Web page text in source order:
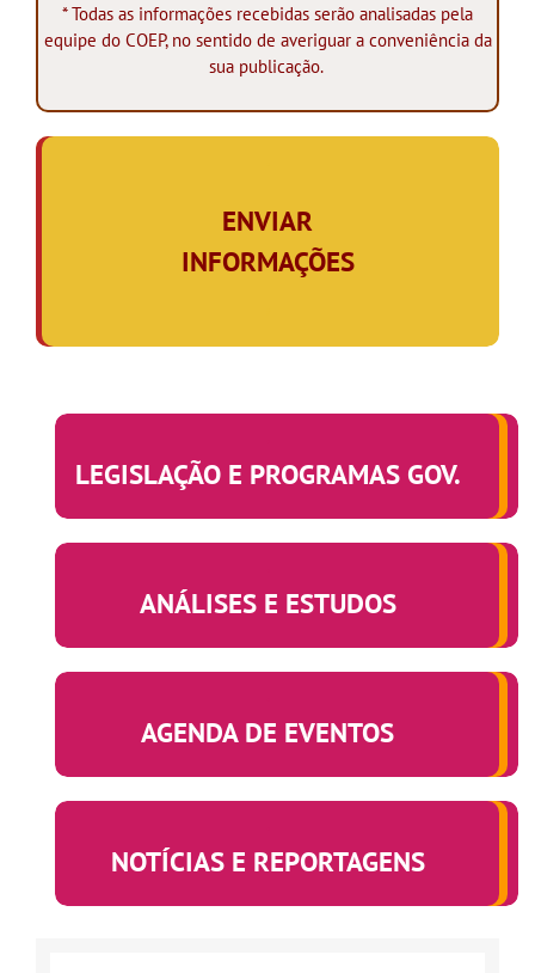
* Todas as informações recebidas serão analisadas pela
equipe do COEP, no sentido de averiguar a conveniência da
sua publicação.
ENVIAR
INFORMAÇÕES
LEGISLAÇÃO E PROGRAMAS GOV.
ANÁLISES E ESTUDOS
AGENDA DE EVENTOS
NOTÍCIAS E REPORTAGENS